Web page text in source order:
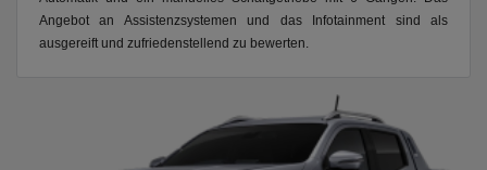
Angebot an Assistenzsystemen und das Infotainment sind als
ausgereift und zufriedenstellend zu bewerten.